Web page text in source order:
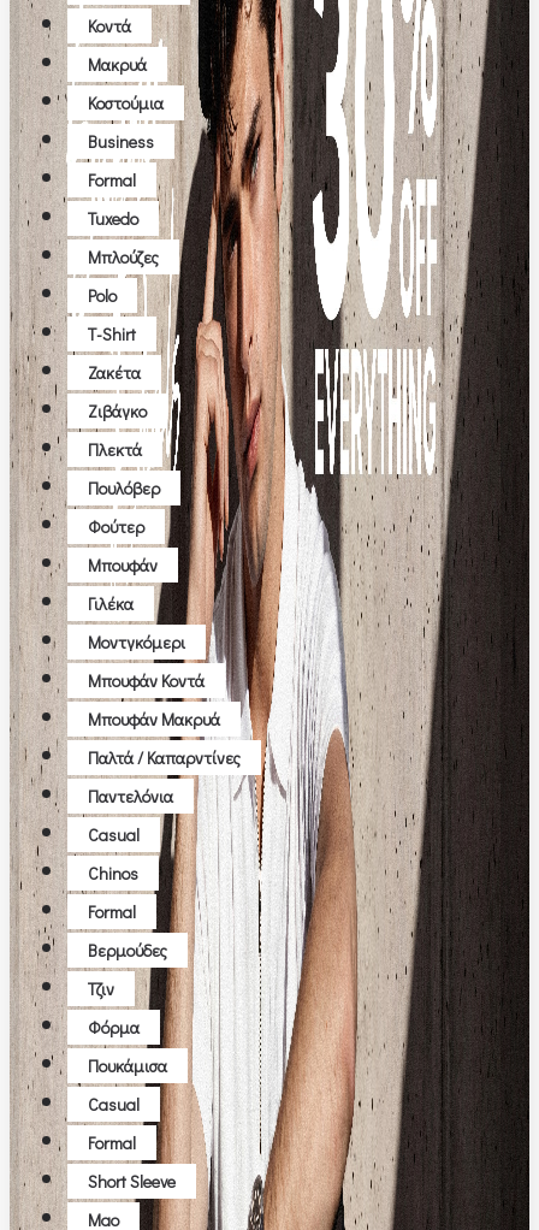
Κοντά
Μακρυά
Κοστούμια
Business
Formal
Tuxedo
Μπλούζες
Polo
T-Shirt
Ζακέτα
Ζιβάγκο
Πλεκτά
Πουλόβερ
Φούτερ
Μπουφάν
Γιλέκα
Μοντγκόμερι
Μπουφάν Κοντά
Μπουφάν Μακρυά
Παλτά / Καπαρντίνες
Παντελόνια
Casual
Chinos
Formal
Βερμούδες
Τζιν
Φόρμα
Πουκάμισα
Casual
Formal
Short Sleeve
Μao